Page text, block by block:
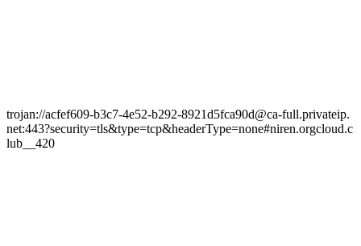
trojan://acfef609-b3c7-4e52-b292-8921d5fca90d@ca-full.privateip.
net:443?security=tls&type=tcp&headerType=none#niren.orgcloud.c
lub__420